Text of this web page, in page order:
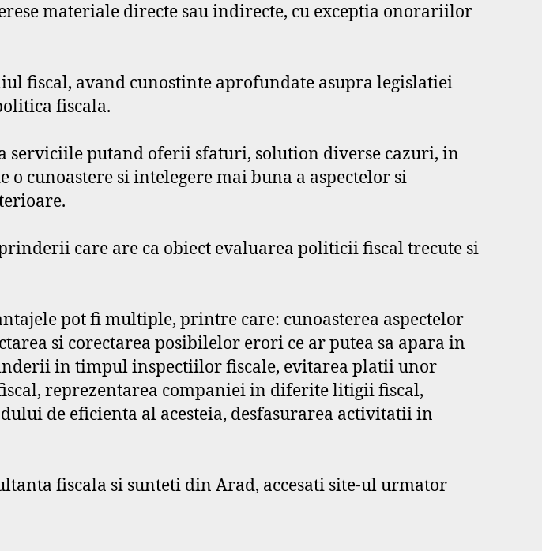
materiale directe sau indirecte, cu exceptia onorariilor
fiscal, avand cunostinte aprofundate asupra legislatiei
fiscala.
serviciile putand oferii sfaturi, solution diverse cazuri, in
o cunoastere si intelegere mai buna a aspectelor si
care are ca obiect evaluarea politicii fiscal trecute si
pot fi multiple, printre care: cunoasterea aspectelor
si corectarea posibilelor erori ce ar putea sa apara in
in timpul inspectiilor fiscale, evitarea platii unor
reprezentarea companiei in diferite litigii fiscal,
de eficienta al acesteia, desfasurarea activitatii in
fiscala si sunteti din Arad, accesati site-ul urmator